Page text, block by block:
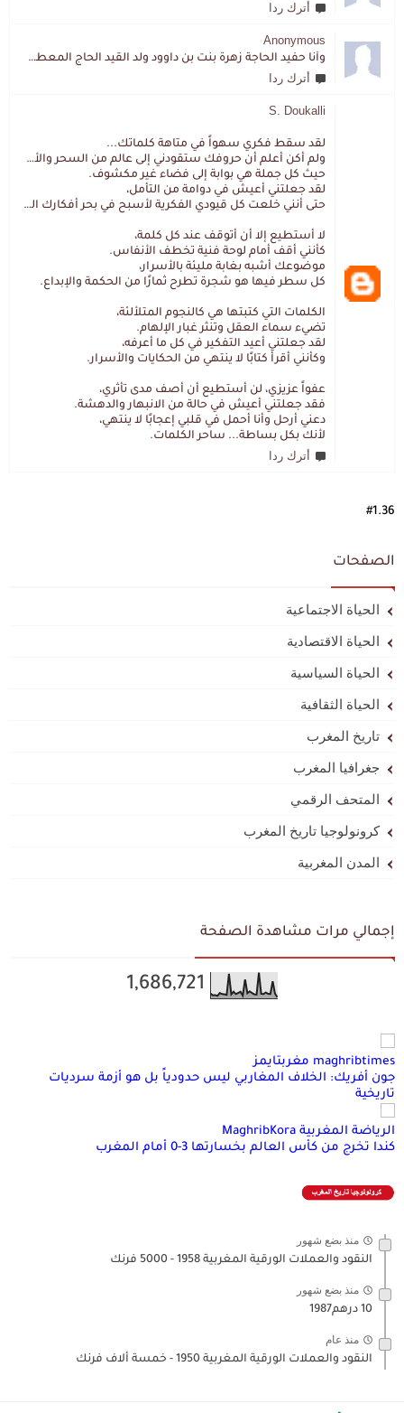
أترك ردا
Anonymous
وأنا حفيد الحاجة زهرة بنت بن داوود ولد القيد الحاج المعطي المزمزي . ولا نمتلك من إرثه شيئا .
أترك ردا
S. Doukalli
لقد سقط فكري سهواً في متاهة كلماتك...
ولم أكن أعلم أن حروفك ستقودني إلى عالم من السحر والألغاز،
حيث كل جملة هي بوابة إلى فضاء غير مكشوف.
لقد جعلتني أعيش في دوامة من التأمل،
حتى أنني خلعت كل قيودي الفكرية لأسبح في بحر أفكارك العميق.
لا أستطيع إلا أن أتوقف عند كل كلمة،
كأنني أقف أمام لوحة فنية تخطف الأنفاس.
موضوعك أشبه بغابة مليئة بالأسرار،
كل سطر فيها هو شجرة تطرح ثمارًا من الحكمة والإبداع.
الكلمات التي كتبتها هي كالنجوم المتلألئة،
تضيء سماء العقل وتنثر غبار الإلهام.
لقد جعلتني أعيد التفكير في كل ما أعرفه،
وكأنني أقرأ كتابًا لا ينتهي من الحكايات والأسرار.
عفواً عزيزي، لن أستطيع أن أصف مدى تأثري،
فقد جعلتني أعيش في حالة من الانبهار والدهشة.
دعني أرحل وأنا أحمل في قلبي إعجابًا لا ينتهي،
لأنك بكل بساطة... ساحر الكلمات.
أترك ردا
#1.36
الصفحات
الحياة الاجتماعية
الحياة الاقتصادية
الحياة السياسية
الحياة الثقافية
تاريخ المغرب
جغرافيا المغرب
المتحف الرقمي
كرونولوجيا تاريخ المغرب
المدن المغربية
إجمالي مرات مشاهدة الصفحة
1,686,721
maghribtimes مغربتايمز
جون أفريك: الخلاف المغاربي ليس حدودياً بل هو أزمة سرديات
تاريخية
الرياضة المغربية MaghribKora
كندا تخرج من كأس العالم بخسارتها 3-0 أمام المغرب
منذ بضع شهور
النقود والعملات الورقية المغربية 1958 - 5000 فرنك
منذ بضع شهور
10 درهم1987
منذ عام
النقود والعملات الورقية المغربية 1950 - خمسة ألاف فرنك